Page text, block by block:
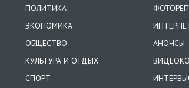
ПОЛИТИКА
ЭКОНОМИКА
ОБЩЕСТВО
КУЛЬТУРА И ОТДЫХ
СПОРТ
АНОНСЫ